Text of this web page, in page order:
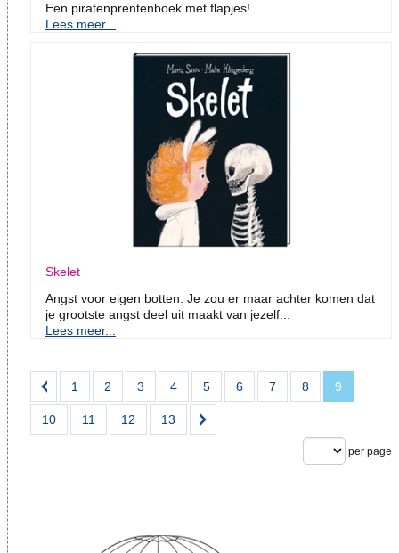
Een piratenprentenboek met flapjes!
Lees meer...
Skelet
Angst voor eigen botten. Je zou er maar achter komen dat
je grootste angst deel uit maakt van jezelf...
Lees meer...
1 2 3 4 5 6 7 8 9
10 11 12 13
per page